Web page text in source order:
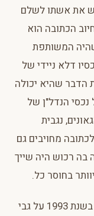
את אשתו לשלם
הכתובה הוא
המשותפת
דלא ניידי של
הדבר שהיא יכולה
הנדל"ן של
נגבית
מחויבים גם
בה רכוש היה שייך
בחוסר כל.
הכתובה הקדומה ביותר נמצאה במרשה בשנת 1993 על גבי